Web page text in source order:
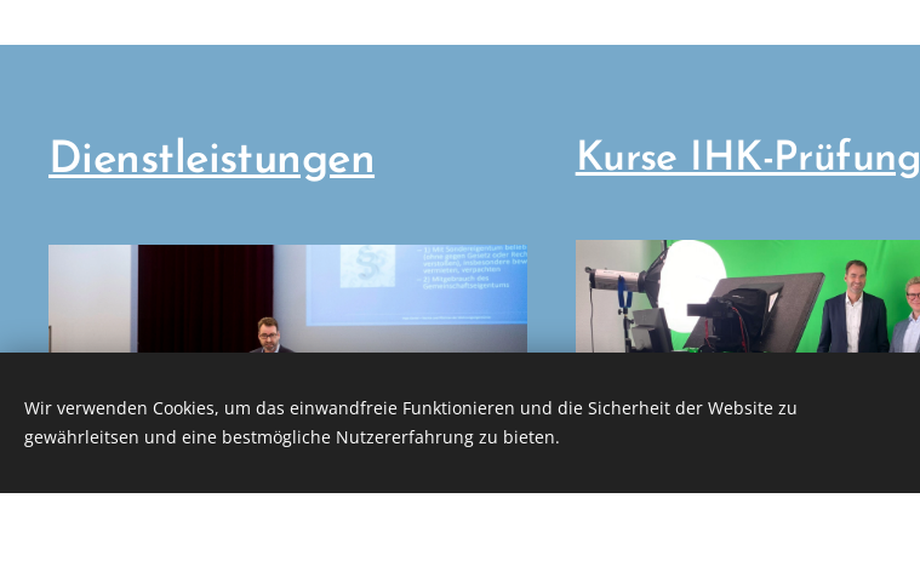
Dienstleistungen Kurse IHK-Prüfung
Wir verwenden Cookies, um das einwandfreie Funktionieren und die Sicherheit der Website zu
gewährleitsen und eine bestmögliche Nutzererfahrung zu bieten.